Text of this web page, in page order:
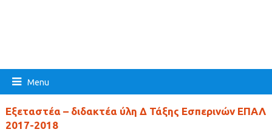
Menu
Εξεταστέα – διδακτέα ύλη Δ Τάξης Εσπερινών ΕΠΑΛ
2017-2018